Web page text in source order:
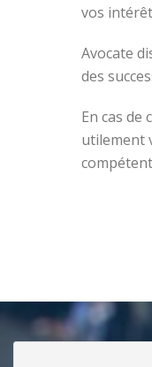
vos
Avocate
des
En cas de
utilement